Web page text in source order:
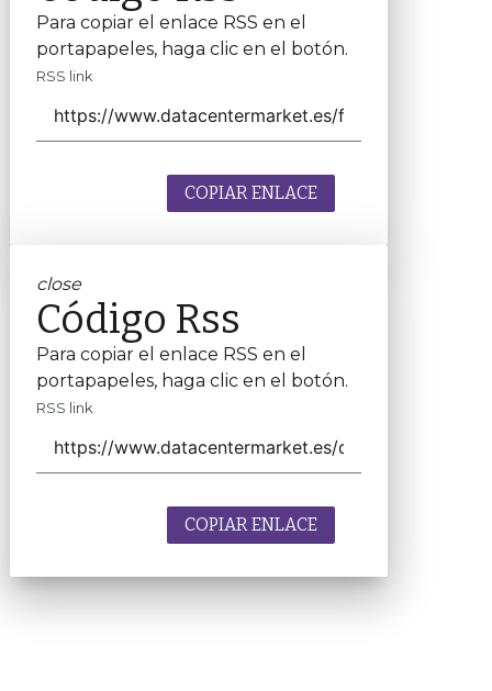
Para copiar el enlace RSS en el
portapapeles, haga clic en el botón.
RSS link
COPIAR ENLACE
close
Código Rss
Para copiar el enlace RSS en el
portapapeles, haga clic en el botón.
RSS link
COPIAR ENLACE